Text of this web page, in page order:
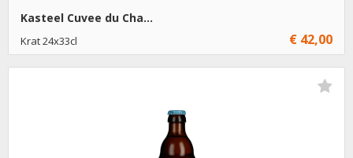
Kasteel Cuvee du Cha...
Krat 24x33cl € 42,00